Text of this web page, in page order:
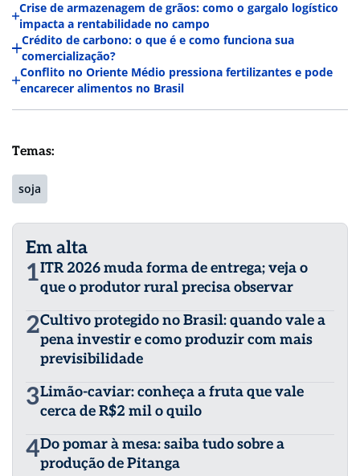
Crise de armazenagem de grãos: como o gargalo logístico
impacta a rentabilidade no campo
Crédito de carbono: o que é e como funciona sua
comercialização?
Conflito no Oriente Médio pressiona fertilizantes e pode
encarecer alimentos no Brasil
Temas:
soja
Em alta
1ITR 2026 muda forma de entrega; veja o
que o produtor rural precisa observar
2Cultivo protegido no Brasil: quando vale a
pena investir e como produzir com mais
previsibilidade
3Limão-caviar: conheça a fruta que vale
cerca de R$2 mil o quilo
4Do pomar à mesa: saiba tudo sobre a
produção de Pitanga